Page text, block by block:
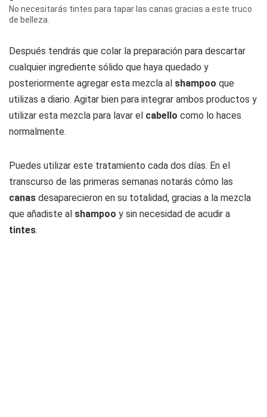
No necesitarás tintes para tapar las canas gracias a este truco
de belleza.
Después tendrás que colar la preparación para descartar
cualquier ingrediente sólido que haya quedado y
posteriormente agregar esta mezcla al shampoo que
utilizas a diario. Agitar bien para integrar ambos productos y
utilizar esta mezcla para lavar el cabello como lo haces
normalmente.
Puedes utilizar este tratamiento cada dos días. En el
transcurso de las primeras semanas notarás cómo las
canas desaparecieron en su totalidad, gracias a la mezcla
que añadiste al shampoo y sin necesidad de acudir a
tintes.